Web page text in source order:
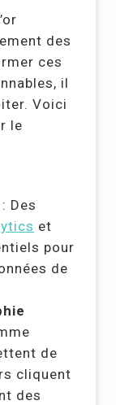
des
ces
il
Voici
le
: Des
et
pour
de
de
cliquent
des